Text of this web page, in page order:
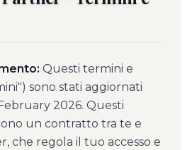
Questi termini e
sono stati aggiornati
2026. Questi
un contratto tra te e
che regola il tuo accesso e